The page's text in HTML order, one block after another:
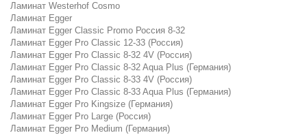
Ламинат Westerhof Cosmo
Ламинат Egger
Ламинат Egger Classic Promo Россия 8-32
Ламинат Egger Pro Classic 12-33 (Россия)
Ламинат Egger Pro Classic 8-32 4V (Россия)
Ламинат Egger Pro Classic 8-32 Aqua Plus (Германия)
Ламинат Egger Pro Classic 8-33 4V (Россия)
Ламинат Egger Pro Classic 8-33 Aqua Plus (Германия)
Ламинат Egger Pro Kingsize (Германия)
Ламинат Egger Pro Large (Россия)
Ламинат Egger Pro Medium (Германия)